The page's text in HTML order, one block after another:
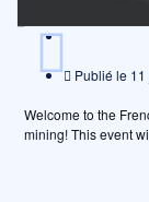
Publié le 11
Welcome to the
mining! This event